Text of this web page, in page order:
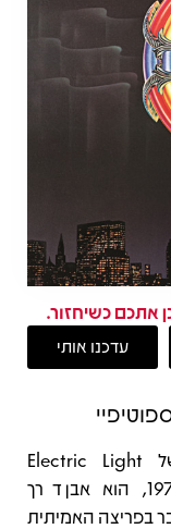
אתכם כשיחזור.
תיאור
האלבום A New World Record של Electric Light
Orchestra, שיצא לראשונה בשנת 1976, הוא אבן דרך
בפריצה האמיתית